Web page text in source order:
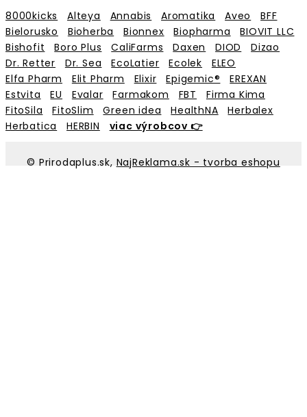
8000kicks Alteya Annabis Aromatika Aveo
BFF
Bielorusko
Bioherba Bionnex Biopharma
BIOVIT LLC
Bishofit
Boro Plus CaliFarms Daxen DIOD
Dizao
Dr. Retter
Dr. Sea EcoLatier Ecolek
ELEO
Elfa Pharm
Elit Pharm Elixir Epigemic®
EREXAN
Estvita
EU Evalar Farmakom FBT
Firma Kima
FitoSila
FitoSlim Green idea HealthNA
Herbalex
Herbatica
HERBIN viac výrobcov 👉
© Prirodaplus.sk, NajReklama.sk - tvorba eshopu